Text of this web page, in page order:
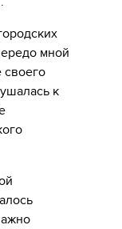
мной
своего
к